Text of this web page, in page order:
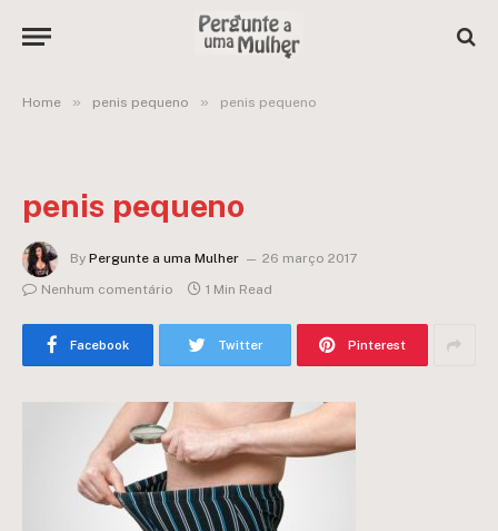
Home » penis pequeno » penis pequeno
penis pequeno
By Pergunte a uma Mulher
26 março 2017
Nenhum comentário
1 Min Read
Facebook Twitter Pinterest